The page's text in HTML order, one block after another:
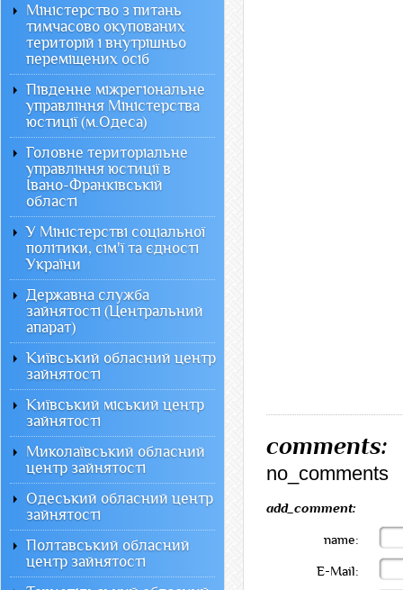
comments:
no_comments
add_comment:
name:
E-Mail:
Міністерство з питань
тимчасово окупованих
територій і внутрішньо
переміщених осіб
Південне міжрегіональне
управління Міністерства
юстиції (м.Одеса)
Головне територіальне
управління юстиції в
Івано-Франківській
області
У Міністерстві соціальної
політики, сім'ї та єдності
України
Державна служба
зайнятості (Центральний
апарат)
Київський обласний центр
зайнятості
Київський міський центр
зайнятості
Миколаївський обласний
центр зайнятості
Одеський обласний центр
зайнятості
Полтавський обласний
центр зайнятості